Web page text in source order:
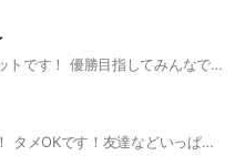
カープファン専用のチャットです！ 優勝目指してみんなで応援しましょう！ 他球団ファンの方(カープ兼任を除く)は 参加しないようにお願いします。 #広島東洋カープ #カープファンと繋がりたい #LM系列
QuizKnock好き集まれー！ タメOKです！友達などいっぱい誘ってください！ 出来ればノートに自己紹介を書いてくれるとありがたいです！ みんなでQuizKnockを語りませんか？ また、サブチャットの方にQuizKnockスコレー有料会員限定のトークルームもございます！ ※荒らしはやめてください ※QuizKnockに関係ない話をなるべく控えてください #QuizKnock #伊沢拓司 #河村拓哉 #須貝駿貴 #ふくらP #こうちゃん #山本祥彰 #志賀玲太 #鶴崎修功 #乾 #ノブ #とむ